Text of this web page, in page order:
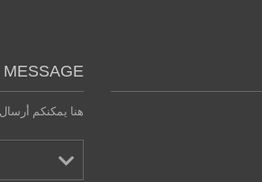
MESSAGE
هنا يمكنكم